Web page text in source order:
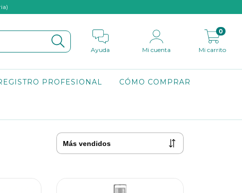
Ayuda Mi cuenta Mi carrito
0
PROFESIONAL CÓMO COMPRAR